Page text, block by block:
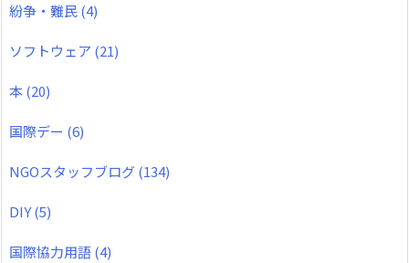
紛争・難民(4)
ソフトウェア (21)
本(20)
国際デー (6)
NGOスタッフブログ(134)
DIY(5)
国際協力用語(4)